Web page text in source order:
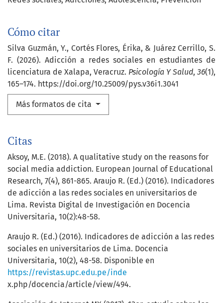
Cómo citar
Silva Guzmán, Y., Cortés Flores, Érika, & Juárez Cerrillo, S.
F. (2026). Adicción a redes sociales en estudiantes de
licenciatura de Xalapa, Veracruz. Psicología Y Salud, 36(1),
165–174. https://doi.org/10.25009/pys.v36i1.3041
Más formatos de cita
Citas
Aksoy, M.E. (2018). A qualitative study on the reasons for
social media addiction. European Journal of Educational
Research, 7(4), 861-865. Araujo R. (Ed.) (2016). Indicadores
de adicción a las redes sociales en universitarios de
Lima. Revista Digital de Investigación en Docencia
Universitaria, 10(2):48-58.
Araujo R. (Ed.) (2016). Indicadores de adicción a las redes
sociales en universitarios de Lima. Docencia
Universitaria, 10(2), 48-58. Disponible en
https://revistas.upc.edu.pe/inde
x.php/docencia/article/view/494.